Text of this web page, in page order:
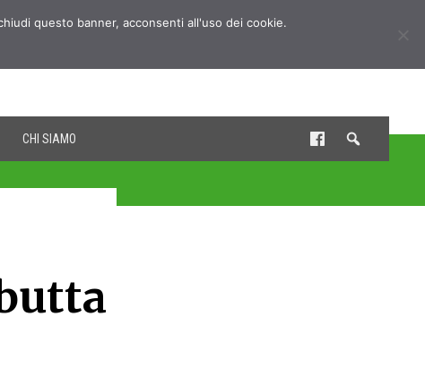
CHI SIAMO
questo banner, acconsenti all'uso dei cookie.